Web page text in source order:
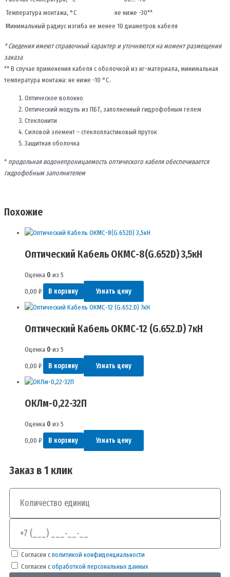
Температура монтажа, °С
не ниже -30**
Минимальный радиус изгиба не менее 10 диаметров кабеля
* Сведения имеют справочный характер и уточняются на момент размещения
заказа
** В случае применения кабеля с оболочкой из нг-материала, минимальная
температура монтажа: не ниже -10 °С.
Оптическое волокно
Оптический модуль из ПБТ, заполненный гидрофобным гелем
Стеклонити
Силовой элемент – стеклопластиковый пруток
Защитная оболочка
* продольная водонепроницаемость оптического кабеля обеспечивается
гидрофобным заполнителем
Похожие
Оптический Кабель ОКМС-8(G.652D) 3,5кН
Оценка 0 из 5
0,00 ₽ В корзину Узнать цену
Оптический Кабель ОКМС-12 (G.652.D) 7кН
Оценка 0 из 5
0,00 ₽ В корзину Узнать цену
ОКЛм-0,22-32П
Оценка 0 из 5
0,00 ₽ В корзину Узнать цену
Заказ в 1 клик
Количество
Телефон
Согласен сполитикой конфиденциальности
Согласен собработкой персональных данных